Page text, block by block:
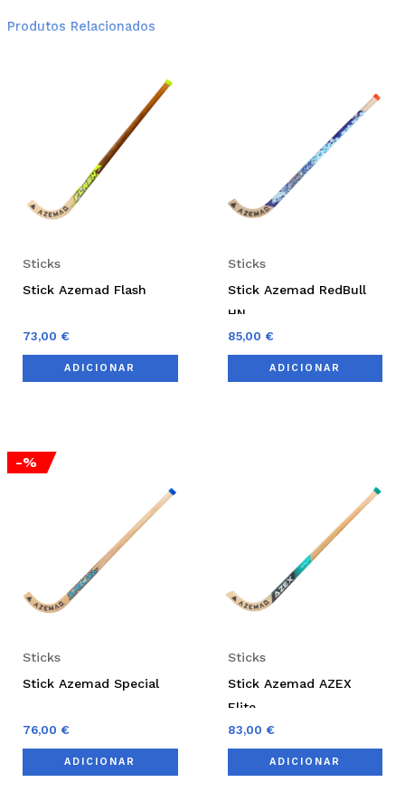
Produtos Relacionados
Sticks
Stick Azemad Flash
73,00 €
ADICIONAR
Sticks
Stick Azemad RedBull
HN
85,00 €
ADICIONAR
-%
Sticks
Stick Azemad Special
76,00 €
ADICIONAR
Sticks
Stick Azemad AZEX
Elite
83,00 €
ADICIONAR